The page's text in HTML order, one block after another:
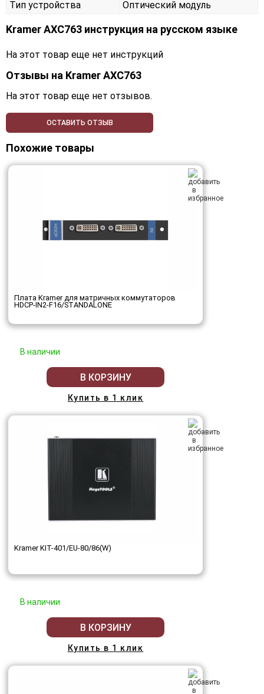
Тип устройства
Оптический модуль
Kramer AXC763 инструкция на русском языке
На этот товар еще нет инструкций
Отзывы на Kramer AXC763
На этот товар еще нет отзывов.
ОСТАВИТЬ ОТЗЫВ
Похожие товары
Плата Kramer для матричных коммутаторов
HDCP-IN2-F16/STANDALONE
В наличии
В КОРЗИНУ
Купить в 1 клик
Kramer KIT-401/EU-80/86(W)
В наличии
В КОРЗИНУ
Купить в 1 клик